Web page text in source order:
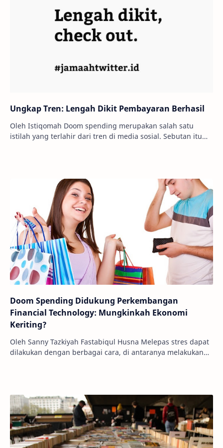
Ungkap Tren: Lengah Dikit Pembayaran Berhasil
Oleh Istiqomah Doom spending merupakan salah satu
istilah yang terlahir dari tren di media sosial. Sebutan itu
Doom Spending Didukung Perkembangan
Financial Technology: Mungkinkah Ekonomi
Keriting?
Oleh Sanny Tazkiyah Fastabiqul Husna Melepas stres dapat
dilakukan dengan berbagai cara, di antaranya melakukan